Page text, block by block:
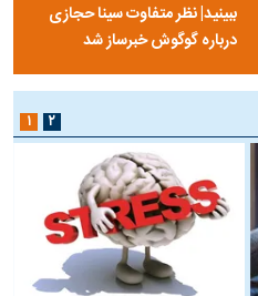
ببینید| نظر متفاوت سینا حجازی
درباره گوگوش خبرساز شد
۱ ۲